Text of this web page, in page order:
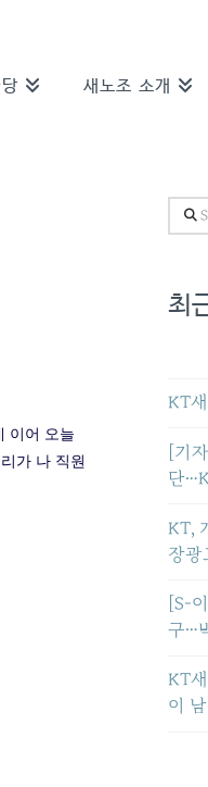
새노조 소개
이어 오늘
가 나 직원
최
KT
[기
단
KT,
장광
[S-
구…
KT
이